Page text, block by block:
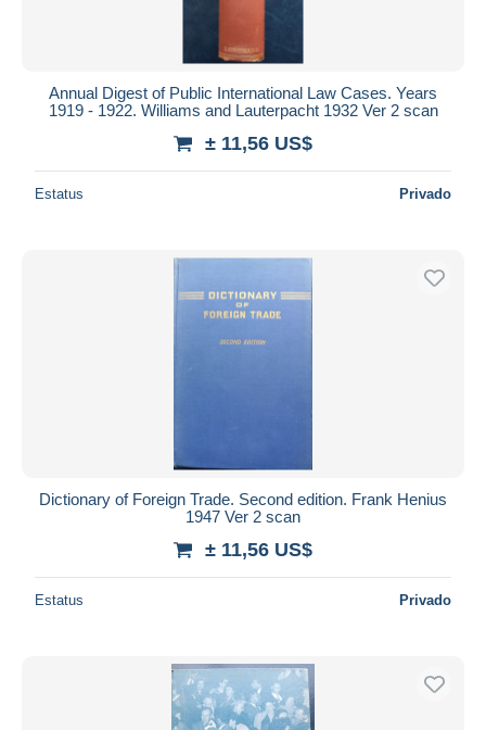
Annual Digest of Public International Law Cases. Years
1919 - 1922. Williams and Lauterpacht 1932 Ver 2 scan
± 11,56 US$
Estatus Privado
Dictionary of Foreign Trade. Second edition. Frank Henius
1947 Ver 2 scan
± 11,56 US$
Estatus Privado